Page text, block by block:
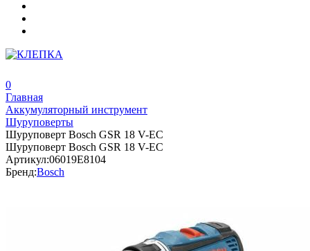
0
Главная
Аккумуляторный инструмент
Шуруповерты
Шуруповерт Bosch GSR 18 V-EC
Шуруповерт Bosch GSR 18 V-EC
Артикул:06019E8104
Бренд:Bosch